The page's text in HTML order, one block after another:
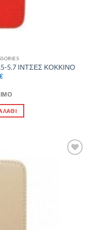
5.7 ΙΝΤΣΕΣ ΚΟΚΚΙΝΟ
Η
είναι: